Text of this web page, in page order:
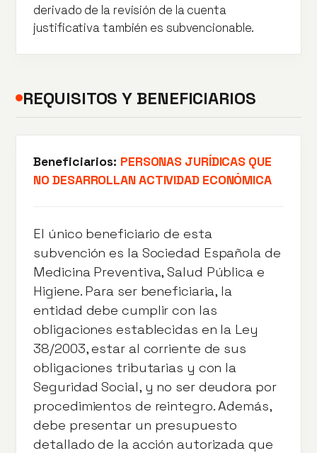
derivado de la revisión de la cuenta
justificativa también es subvencionable.
REQUISITOS Y BENEFICIARIOS
Beneficiarios: PERSONAS JURÍDICAS QUE
NO DESARROLLAN ACTIVIDAD ECONÓMICA
El único beneficiario de esta
subvención es la Sociedad Española de
Medicina Preventiva, Salud Pública e
Higiene. Para ser beneficiaria, la
entidad debe cumplir con las
obligaciones establecidas en la Ley
38/2003, estar al corriente de sus
obligaciones tributarias y con la
Seguridad Social, y no ser deudora por
procedimientos de reintegro. Además,
debe presentar un presupuesto
detallado de la acción autorizada que